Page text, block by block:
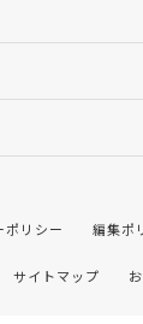
ポリシー 編集ポ
サイトマップ